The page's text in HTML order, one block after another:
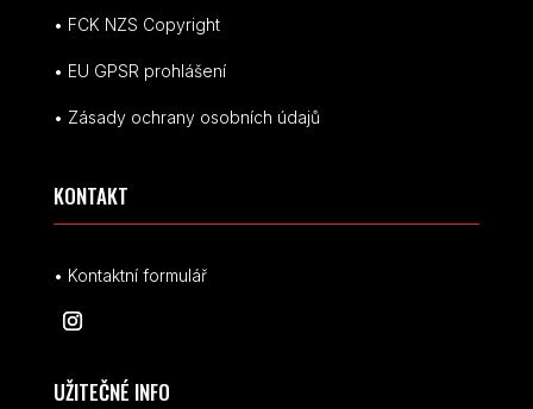
• FCK NZS Copyright
• EU GPSR prohlášení
• Zásady ochrany osobních údajů
KONTAKT
• Kontaktní formulář
UŽITEČNÉ INFO